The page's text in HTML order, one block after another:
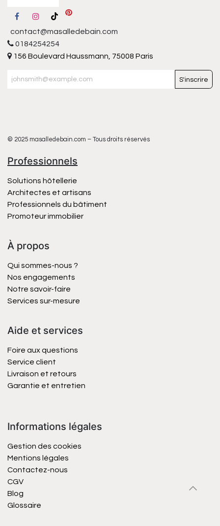
contact@masalledebain.com
0184254254
156 Boulevard Haussmann, 75008 Paris
S'inscrire
© 2025 masalledebain.com – Tous droits réservés
Professionnels
Solutions hôtellerie
Architectes et artisans
Professionnels du bâtiment
Promoteur immobilier
À propos
Qui sommes-nous ?
Nos engagements
Notre savoir-faire
Services sur-mesure
Aide et services
Foire aux questions
Service client
Livraison et retours
Garantie et entretien
Informations légales
Gestion des cookies
Mentions légales
Contactez-nous
CGV
Blog
Glossaire